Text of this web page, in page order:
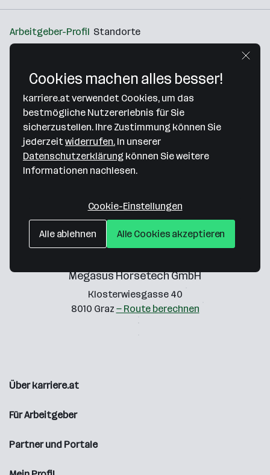
Arbeitgeber-Profil Standorte
Bitte stimme unseren Cookie-
Richtlinien zu, um diese Karte
anzuzeigen.
Megasus Horsetech GmbH
Klosterwiesgasse 40
8010 Graz — Route berechnen
Über karriere.at
Für Arbeitgeber
Partner und Portale
Cookies machen alles besser!
karriere.at verwendet Cookies, um das
bestmögliche Nutzererlebnis für Sie
sicherzustellen. Ihre Zustimmung können Sie
jederzeitwiderrufen. In unserer
Datenschutzerklärung können Sie weitere
Informationen nachlesen.
Cookie-Einstellungen
Alle ablehnen Alle Cookies akzeptieren